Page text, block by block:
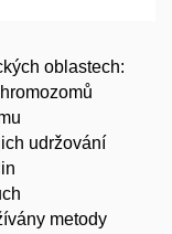
oblastech:
udržování
metody